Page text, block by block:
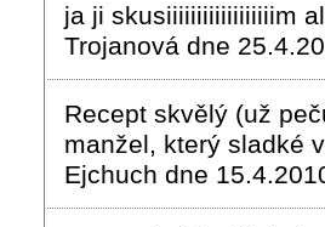
ja ji skusiiiiiiiiiiiiiiiiiim
Trojanová dne
Recept skvělý (už
manžel, který sladké
Ejchuch dne